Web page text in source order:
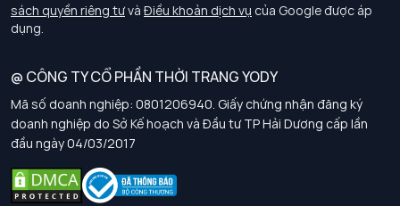
Chính sách thanh toán, giao nhận
Chính sách chất lượng và an toàn sức khoẻ nghề nghiệp
Chính sách đơn đồng phục
Hướng dẫn chọn kích thước
sách quyền riêng tưvà Điều khoản dịch vụ của Google được áp
dụng.
@ CÔNG TY CỔ PHẦN THỜI TRANG YODY
Mã số doanh nghiệp: 0801206940. Giấy chứng nhận đăng ký
doanh nghiệp do Sở Kế hoạch và Đầu tư TP Hải Dương cấp lần
đầu ngày 04/03/2017